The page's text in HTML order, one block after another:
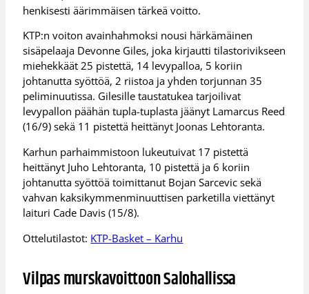
henkisesti äärimmäisen tärkeä voitto.
KTP:n voiton avainhahmoksi nousi härkämäinen
sisäpelaaja Devonne Giles, joka kirjautti tilastorivikseen
miehekkäät 25 pistettä, 14 levypalloa, 5 koriin
johtanutta syöttöä, 2 riistoa ja yhden torjunnan 35
peliminuutissa. Gilesille taustatukea tarjoilivat
levypallon päähän tupla-tuplasta jäänyt Lamarcus Reed
(16/9) sekä 11 pistettä heittänyt Joonas Lehtoranta.
Karhun parhaimmistoon lukeutuivat 17 pistettä
heittänyt Juho Lehtoranta, 10 pistettä ja 6 koriin
johtanutta syöttöä toimittanut Bojan Sarcevic sekä
vahvan kaksikymmenminuuttisen parketilla viettänyt
laituri Cade Davis (15/8).
Ottelutilastot: KTP-Basket – Karhu
Vilpas murskavoittoon Salohallissa